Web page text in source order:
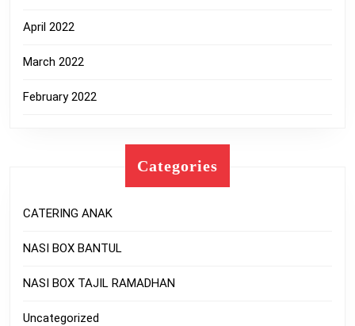
April 2022
March 2022
February 2022
Categories
CATERING ANAK
NASI BOX BANTUL
NASI BOX TAJIL RAMADHAN
Uncategorized